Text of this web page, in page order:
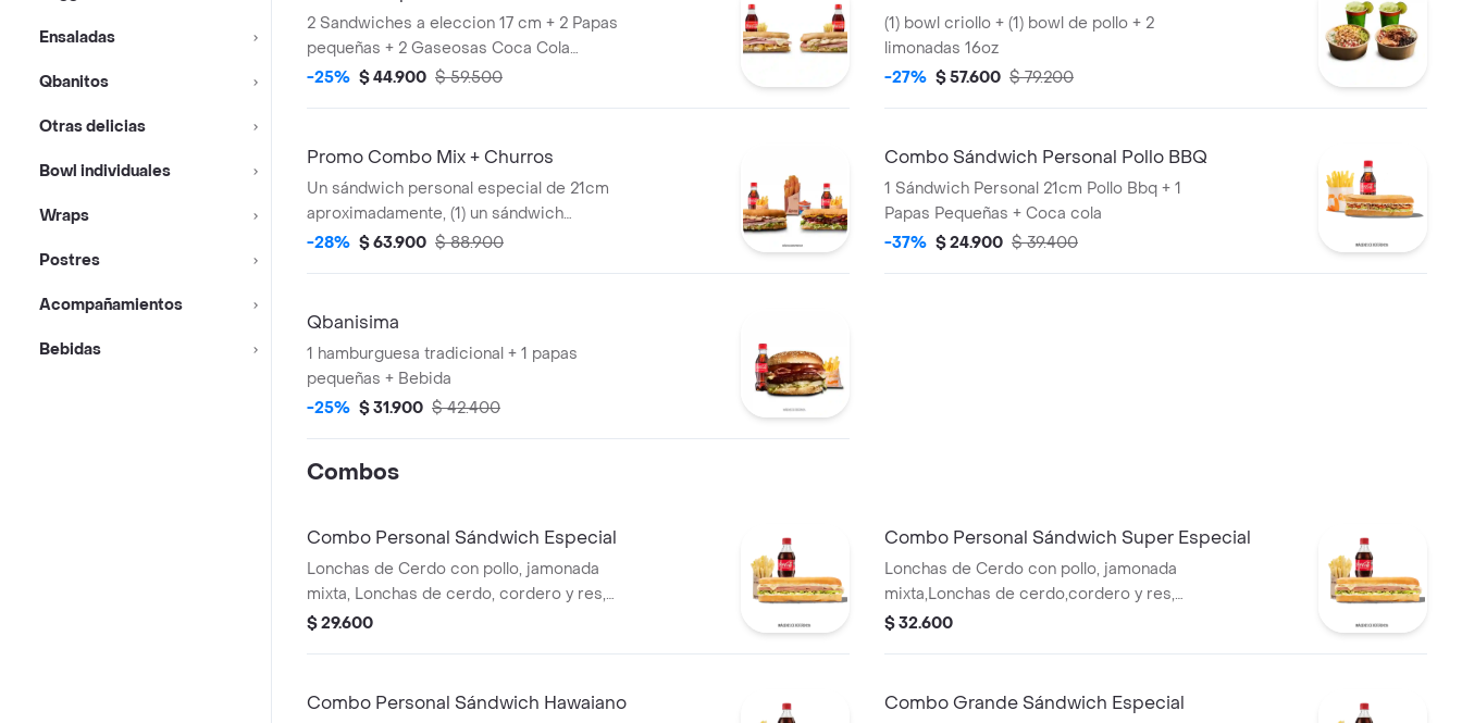
Ensaladas
Qbanitos
Otras delicias
Bowl individuales
Wraps
Postres
Acompañamientos
Bebidas
2 Sandwiches a eleccion 17 cm + 2 Papas
pequeñas + 2 Gaseosas Coca Cola
400ml.
-25% $ 44.900 $ 59.500
(1) bowl criollo + (1) bowl de pollo + 2
limonadas 16oz
-27% $ 57.600 $ 79.200
Promo Combo Mix + Churros
Un sándwich personal especial de 21cm
aproximadamente, (1) un sándwich
personal ropa vieja o pollo de 21cm
(2) dos gaseosas 250ml y (1) una porción
-28% $ 63.900 $ 88.900
Combo Sándwich Personal Pollo BBQ
1 Sándwich Personal 21cm Pollo Bbq + 1
Papas Pequeñas + Coca cola
-37% $ 24.900 $ 39.400
Qbanisima
1 hamburguesa tradicional + 1 papas
pequeñas + Bebida
-25% $ 31.900 $ 42.400
Combos
Combo Personal Sándwich Especial
Lonchas de Cerdo con pollo, jamonada
mixta, Lonchas de cerdo, cordero y res,
queso mozzarella, lechuga batavia y salsa
$ 29.600
Combo Personal Sándwich Super Especial
Lonchas de Cerdo con pollo, jamonada
mixta,Lonchas de cerdo,cordero y res,
salchichón,tomate,queso
$ 32.600
Combo Personal Sándwich Hawaiano Combo Grande Sándwich Especial